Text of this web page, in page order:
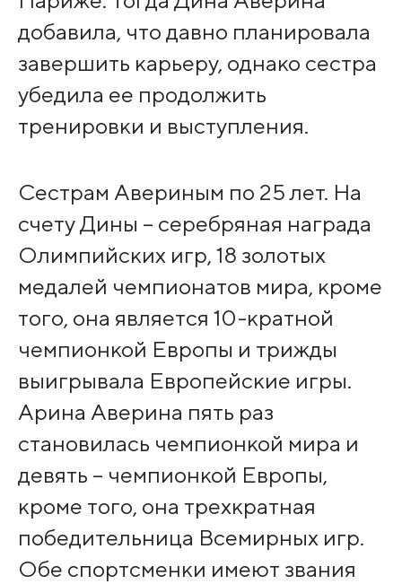
добавила, что давно планировала
завершить карьеру, однако сестра
убедила ее продолжить
тренировки и выступления.
Сестрам Авериным по 25 лет. На
счету Дины – серебряная награда
Олимпийских игр, 18 золотых
медалей чемпионатов мира, кроме
того, она является 10-кратной
чемпионкой Европы и трижды
выигрывала Европейские игры.
Арина Аверина пять раз
становилась чемпионкой мира и
девять – чемпионкой Европы,
кроме того, она трехкратная
победительница Всемирных игр.
Обе спортсменки имеют звания